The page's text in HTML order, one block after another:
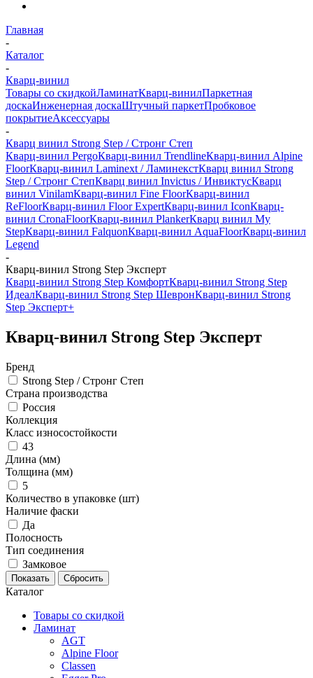
Главная
-
Каталог
-
Кварц-винил
Товары со скидкойЛаминатКварц-винилПаркетная
доскаИнженерная доскаШтучный паркетПробковое
покрытиеАксессуары
-
Кварц винил Strong Step / Стронг Степ
Кварц-винил PergoКварц-винил TrendlineКварц-винил Alpine
FloorКварц-винил Laminext / ЛаминекстКварц винил Strong
Step / Стронг СтепКварц винил Invictus / ИнвиктусКварц
винил VinilamКварц-винил Fine FloorКварц-винил
ReFloorКварц-винил Floor ExpertКварц-винил IconКварц-
винил CronaFloorКварц-винил PlankerКварц винил My
StepКварц-винил FalquonКварц-винил AquaFloorКварц-винил
Legend
-
Кварц-винил Strong Step Эксперт
Кварц-винил Strong Step КомфортКварц-винил Strong Step
ИдеалКварц-винил Strong Step ШевронКварц-винил Strong
Step Эксперт+
Кварц-винил Strong Step Эксперт
Бренд
Strong Step / Стронг Степ
Страна производства
Россия
Коллекция
Класс износостойкости
43
Длина (мм)
Толщина (мм)
5
Количество в упаковке (шт)
Наличие фаски
Да
Полосность
Тип соединения
Замковое
Каталог
Товары со скидкой
Ламинат
AGT
Alpine Floor
Classen